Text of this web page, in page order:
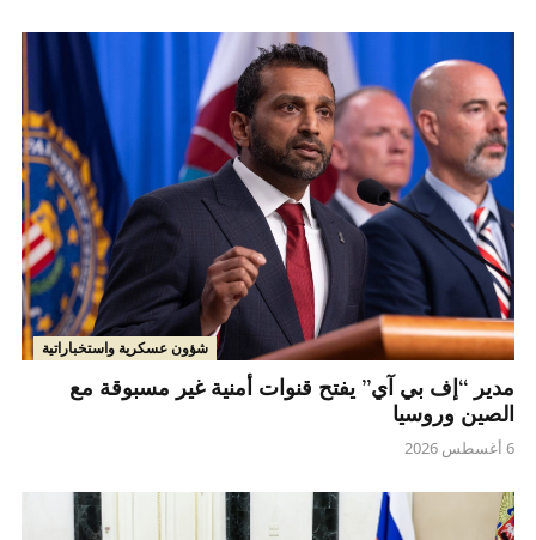
شؤون عسكرية واستخباراتية
مدير “إف بي آي” يفتح قنوات أمنية غير مسبوقة مع
الصين وروسيا
6 أغسطس 2026